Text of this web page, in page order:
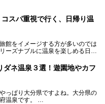
ッサム大分」に泊まって、この
たっぷり満喫してきたのでレポー
報と併せてお楽しみください！
です。
その期間は嬉しいことに100以上
放されるんです！普段から入浴料
んですかタダにしちゃって!?
ニーリゾートスペシャルパレー
別府に行けば「地獄」も「ミッキ
イベントですよ、これは行くしか
一の温泉県とも言われる大分県。
た。
スパ重視で行く、日帰り温
館をイメージする方が多いのでは
ーズナブルに温泉を楽しめる日帰
温泉」に注目してみました。
る温泉施設を紹介しちゃいます！
ダネ温泉３選！遊園地やカフ
っぱり大分県ですよね。大分県の
温泉です。